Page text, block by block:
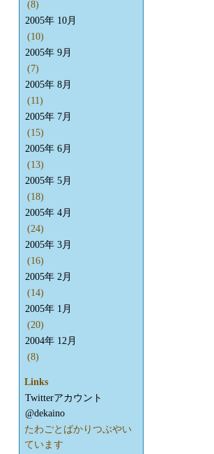
(8)
2005年 10月
(10)
2005年 9月
(7)
2005年 8月
(11)
2005年 7月
(15)
2005年 6月
(13)
2005年 5月
(18)
2005年 4月
(24)
2005年 3月
(16)
2005年 2月
(14)
2005年 1月
(20)
2004年 12月
(8)
Links
Twitterアカウント
@dekaino
たわごとばかりつぶやい
ています